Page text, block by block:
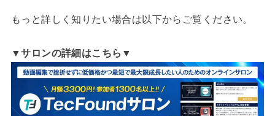
もっと詳しく知りたい場合は以下からご覧ください。
▼サロンの詳細はこちら▼